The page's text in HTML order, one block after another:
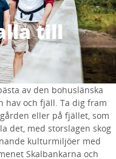
till
av den bohuslänska
hav och fjäll. Ta dig fram
eller på fjället, som
det, med storslagen skog
kulturmiljöer med
Skalbankarna och